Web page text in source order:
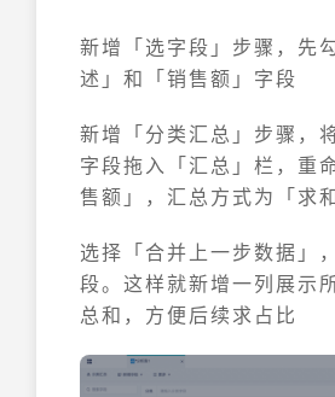
新增「选字段」步骤，先
述」和「销售额」字段
新增「分类汇总」步骤，
字段拖入「汇总」栏，重
售额」，汇总方式为「求和
选择「合并上一步数据」
段。这样就新增一列展示
总和，方便后续求占比